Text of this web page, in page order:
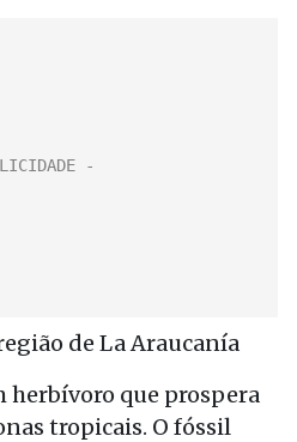
de La Araucanía
herbívoro que prospera
tropicais. O fóssil